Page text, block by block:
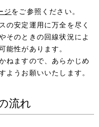
ジをご参照ください。
の安定運用に万全を尽く
そのときの回線状況によ
能性があります。
ねますので、あらかじめ
ようお願いいたします。
流れ